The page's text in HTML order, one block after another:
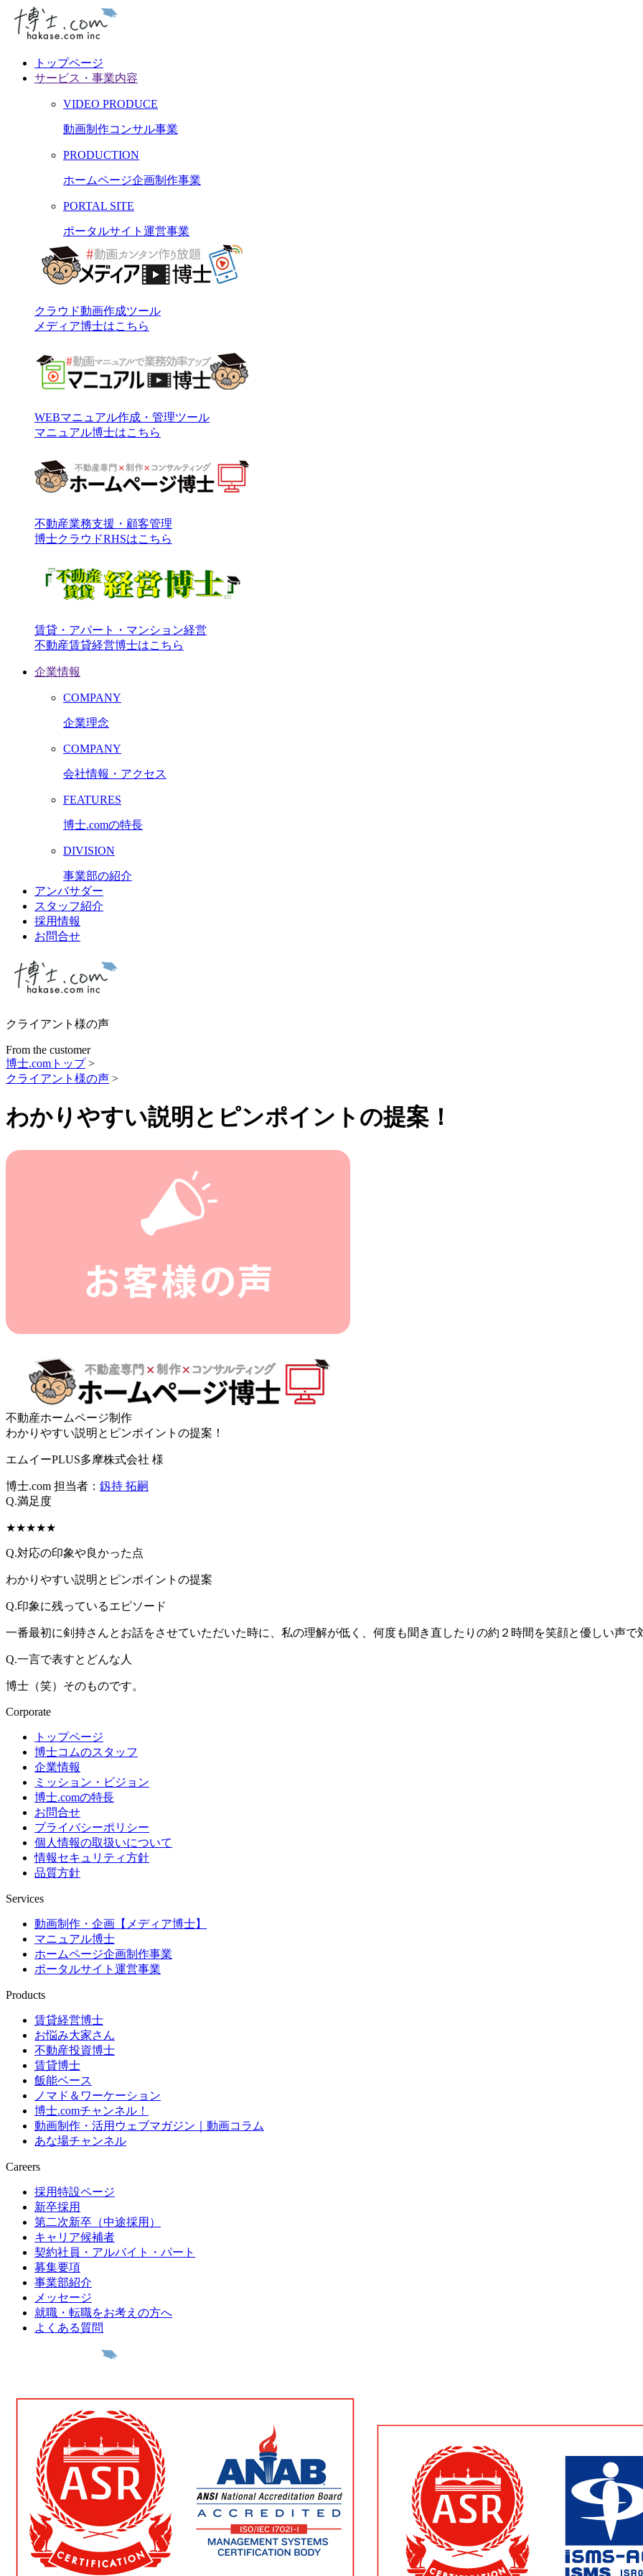
トップページ
サービス・事業内容
VIDEO PRODUCE
動画制作コンサル事業
PRODUCTION
ホームページ企画制作事業
PORTAL SITE
ポータルサイト運営事業
クラウド動画作成ツール
メディア博士はこちら
WEBマニュアル作成・管理ツール
マニュアル博士はこちら
不動産業務支援・顧客管理
博士クラウドRHSはこちら
賃貸・アパート・マンション経営
不動産賃貸経営博士はこちら
企業情報
COMPANY
企業理念
COMPANY
会社情報・アクセス
FEATURES
博士.comの特長
DIVISION
事業部の紹介
アンバサダー
スタッフ紹介
採用情報
お問合せ
クライアント様の声
From the customer
博士.comトップ>
クライアント様の声 >
わかりやすい説明とピンポイントの提案！
不動産ホームページ制作
わかりやすい説明とピンポイントの提案！
エムイーPLUS多摩株式会社 様
博士.com 担当者： 釼持 拓嗣
Q.満足度
★★★★★
Q.対応の印象や良かった点
わかりやすい説明とピンポイントの提案
Q.印象に残っているエピソード
一番最初に剣持さんとお話をさせていただいた時に、私の理解が低く、何度も聞き直したりの約２時間を笑顔と優しい声で
Q.一言で表すとどんな人
博士（笑）そのものです。
Corporate
トップページ
博士コムのスタッフ
企業情報
ミッション・ビジョン
博士.comの特長
お問合せ
プライバシーポリシー
個人情報の取扱いについて
情報セキュリティ方針
品質方針
Services
動画制作・企画【メディア博士】
マニュアル博士
ホームページ企画制作事業
ポータルサイト運営事業
Products
賃貸経営博士
お悩み大家さん
不動産投資博士
賃貸博士
飯能ベース
ノマド＆ワーケーション
博士.comチャンネル！
動画制作・活用ウェブマガジン｜動画コラム
あな場チャンネル
Careers
採用特設ページ
新卒採用
第二次新卒（中途採用）
キャリア候補者
契約社員・アルバイト・パート
募集要項
事業部紹介
メッセージ
就職・転職をお考えの方へ
よくある質問